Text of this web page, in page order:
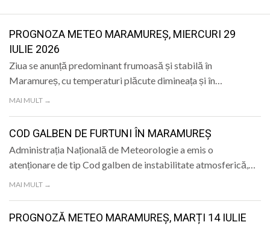
SANATATE
SPORT
SPECIAL
POLITIC
LIFE
PROGNOZA METEO MARAMUREȘ, MIERCURI 29
IULIE 2026
Ziua se anunță predominant frumoasă și stabilă în
Maramureș, cu temperaturi plăcute dimineața și în…
MAI MULT →
COD GALBEN DE FURTUNI ÎN MARAMUREȘ
Administrația Națională de Meteorologie a emis o
atenționare de tip Cod galben de instabilitate atmosferică,…
MAI MULT →
PROGNOZĂ METEO MARAMUREȘ, MARȚI 14 IULIE